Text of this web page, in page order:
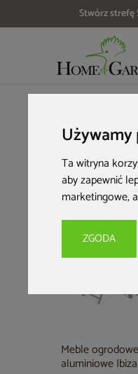
Ta witryna
aby zapewnić
marketingowe,
ZGODA
Stwórz strefę
Szczegóły
Meble ogrodowe
aluminiowe